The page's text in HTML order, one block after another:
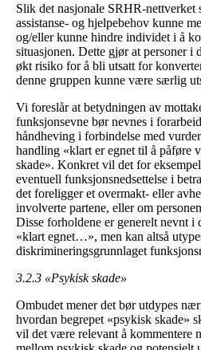
Slik det nasjonale SRHR-
assistanse- og hjelpebehov kunne
og/eller kunne hindre individet i å
situasjonen. Dette gjør at personer i
økt risiko for å bli utsatt for
denne gruppen kunne være særlig
Vi foreslår at betydningen av
funksjonsevne bør nevnes i
håndheving i forbindelse med
handling «klart er egnet til å påføre
skade». Konkret vil det for
eventuell funksjonsnedsettelse i
det foreligger et overmakt- eller
involverte partene, eller om
Disse forholdene er generelt nevnt
«klart egnet…», men kan altså
diskrimineringsgrunnlaget
3.2.3 «Psykisk skade»
Ombudet mener det bør utdypes
hvordan begrepet «psykisk skade»
vil det være relevant å kommentere